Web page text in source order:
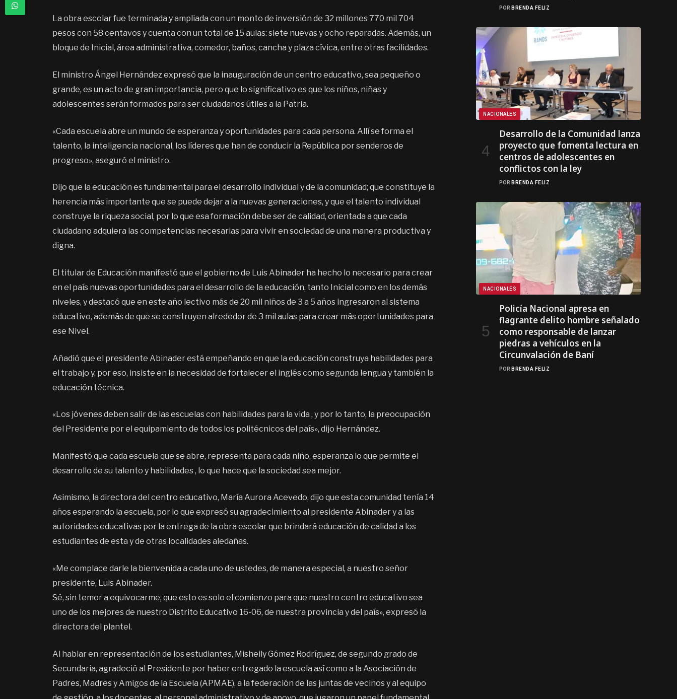
La obra escolar fue terminada y ampliada con un monto de inversión de 32 millones 770 mil 704
pesos con 58 centavos y cuenta con un total de 15 aulas: siete nuevas y ocho reparadas. Además, un
bloque de Inicial, área administrativa, comedor, baños, cancha y plaza cívica, entre otras facilidades.
El ministro Ángel Hernández expresó que la inauguración de un centro educativo, sea pequeño o
grande, es un acto de gran importancia, pero que lo significativo es que los niños, niñas y
adolescentes serán formados para ser ciudadanos útiles a la Patria.
«Cada escuela abre un mundo de esperanza y oportunidades para cada persona. Allí se forma el
talento, la inteligencia nacional, los líderes que han de conducir la República por senderos de
progreso», aseguró el ministro.
Dijo que la educación es fundamental para el desarrollo individual y de la comunidad; que constituye la
herencia más importante que se puede dejar a la nuevas generaciones, y que el talento individual
construye la riqueza social, por lo que esa formación debe ser de calidad, orientada a que cada
ciudadano adquiera las competencias necesarias para vivir en sociedad de una manera productiva y
digna.
El titular de Educación manifestó que el gobierno de Luis Abinader ha hecho lo necesario para crear
en el país nuevas oportunidades para el desarrollo de la educación, tanto Inicial como en los demás
niveles, y destacó que en este año lectivo más de 20 mil niños de 3 a 5 años ingresaron al sistema
educativo, además de que se construyen alrededor de 3 mil aulas para crear más oportunidades para
ese Nivel.
Añadió que el presidente Abinader está empeñando en que la educación construya habilidades para
el trabajo y, por eso, insiste en la necesidad de fortalecer el inglés como segunda lengua y también la
educación técnica.
«Los jóvenes deben salir de las escuelas con habilidades para la vida , y por lo tanto, la preocupación
del Presidente por el equipamiento de todos los politécnicos del país», dijo Hernández.
Manifestó que cada escuela que se abre, representa para cada niño, esperanza lo que permite el
desarrollo de su talento y habilidades , lo que hace que la sociedad sea mejor.
Asimismo, la directora del centro educativo, María Aurora Acevedo, dijo que esta comunidad tenía 14
años esperando la escuela, por lo que expresó su agradecimiento al presidente Abinader y a las
autoridades educativas por la entrega de la obra escolar que brindará educación de calidad a los
estudiantes de esta y de otras localidades aledañas.
«Me complace darle la bienvenida a cada uno de ustedes, de manera especial, a nuestro señor
presidente, Luis Abinader.
Sé, sin temor a equivocarme, que esto es solo el comienzo para que nuestro centro educativo sea
uno de los mejores de nuestro Distrito Educativo 16-06, de nuestra provincia y del país», expresó la
directora del plantel.
Al hablar en representación de los estudiantes, Misheily Gómez Rodríguez, de segundo grado de
Secundaria, agradeció al Presidente por haber entregado la escuela así como a la Asociación de
Padres, Madres y Amigos de la Escuela (APMAE), a la federación de las juntas de vecinos y al equipo
POR BRENDA FELIZ
NACIONALES
Desarrollo de la Comunidad lanza
proyecto que fomenta lectura en
centros de adolescentes en
conflictos con la ley
POR BRENDA FELIZ
NACIONALES
Policía Nacional apresa en
flagrante delito hombre señalado
como responsable de lanzar
piedras a vehículos en la
Circunvalación de Baní
POR BRENDA FELIZ